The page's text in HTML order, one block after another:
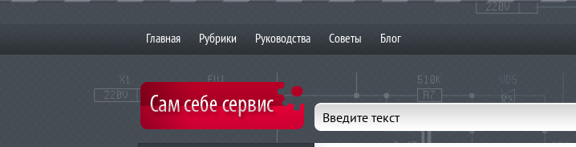
Главная Рубрики Руководства Советы Блог
Введите текст